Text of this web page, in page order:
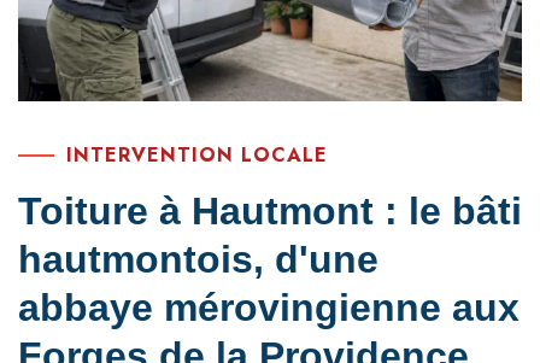
INTERVENTION LOCALE
Toiture à Hautmont : le bâti
hautmontois, d'une
abbaye mérovingienne aux